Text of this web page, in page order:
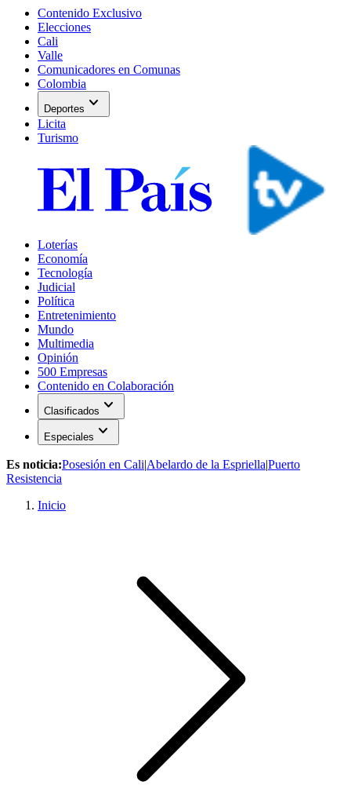
Contenido Exclusivo
Elecciones
Cali
Valle
Comunicadores en Comunas
Colombia
Deportes expand_more
Licita
Turismo
Loterías
Economía
Tecnología
Judicial
Política
Entretenimiento
Mundo
Multimedia
Opinión
500 Empresas
Contenido en Colaboración
Clasificados expand_more
Especiales expand_more
Es noticia:Posesión en Cali|Abelardo de la Espriella|Puerto
Resistencia
Inicio